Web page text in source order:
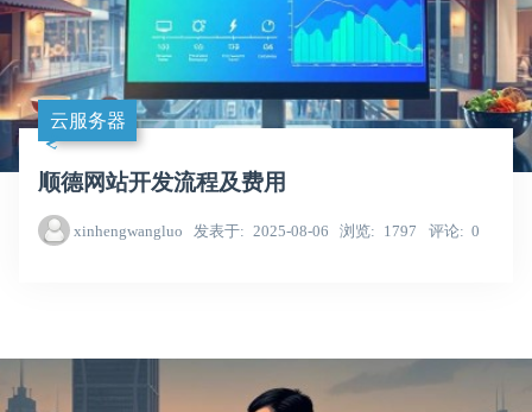
云服务器
顺德网站开发流程及费用
xinhengwangluo 发表于 2025-08-06 浏览 1797 评论 0